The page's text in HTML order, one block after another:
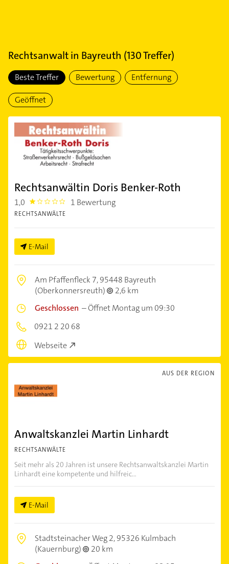
Rechtsanwaltin Bayreuth (130Treffer)
Beste Treffer Bewertung Entfernung
Geöffnet
Rechtsanwältin Doris Benker-Roth
1,0 1.0 1 Bewertung
RECHTSANWÄLTE
E-Mail
Am Pfaffenfleck 7,95448 Bayreuth
(Oberkonnersreuth)
2,6 km
Geschlossen –Öffnet Montag um 09:30
0921 2 20 68
Webseite
AUS DER REGION
Anwaltskanzlei Martin Linhardt
RECHTSANWÄLTE
Seit mehr als 20 Jahren ist unsere Rechtsanwaltskanzlei Martin
Linhardt eine kompetente und hilfreic...
E-Mail
Stadtsteinacher Weg 2,95326 Kulmbach
(Kauernburg)
20 km